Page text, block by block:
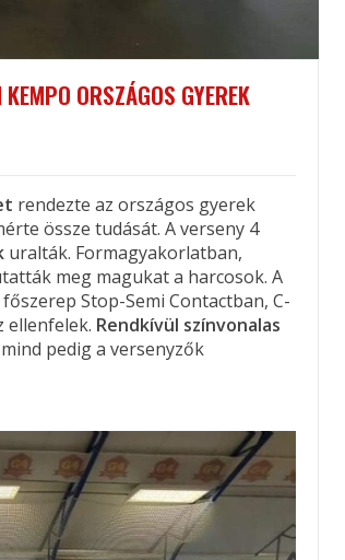
ORSZÁGOS GYEREK
rendezte az országos gyerek
össze tudását. A verseny 4
uralták. Formagyakorlatban,
meg magukat a harcosok. A
Stop-Semi Contactban, C-
ellenfelek. Rendkívül színvonalas
pedig a versenyzők